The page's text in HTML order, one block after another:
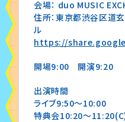
会場： duo MUSIC
住所：東京都渋谷区道
ル
https://
開場9:00 開演9:20
出演時間
ライブ9:50〜10:00
特典会10:20〜